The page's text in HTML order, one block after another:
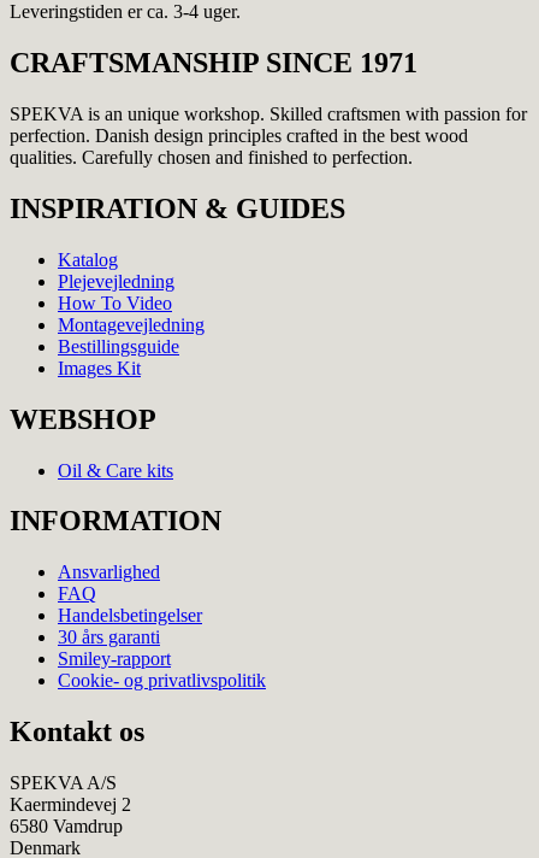
Leveringstiden er ca. 3-4 uger.
CRAFTSMANSHIP SINCE 1971
SPEKVA is an unique workshop. Skilled craftsmen with passion for
perfection. Danish design principles crafted in the best wood
qualities. Carefully chosen and finished to perfection.
INSPIRATION & GUIDES
Katalog
Plejevejledning
How To Video
Montagevejledning
Bestillingsguide
Images Kit
WEBSHOP
Oil & Care kits
INFORMATION
Ansvarlighed
FAQ
Handelsbetingelser
30 års garanti
Smiley-rapport
Cookie- og privatlivspolitik
Kontakt os
SPEKVA A/S
Kaermindevej 2
6580 Vamdrup
Denmark